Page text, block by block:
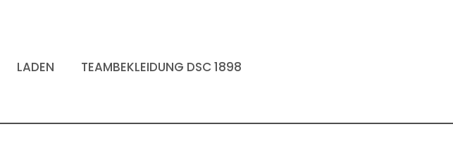
LADEN
TEAMBEKLEIDUNG DSC 1898